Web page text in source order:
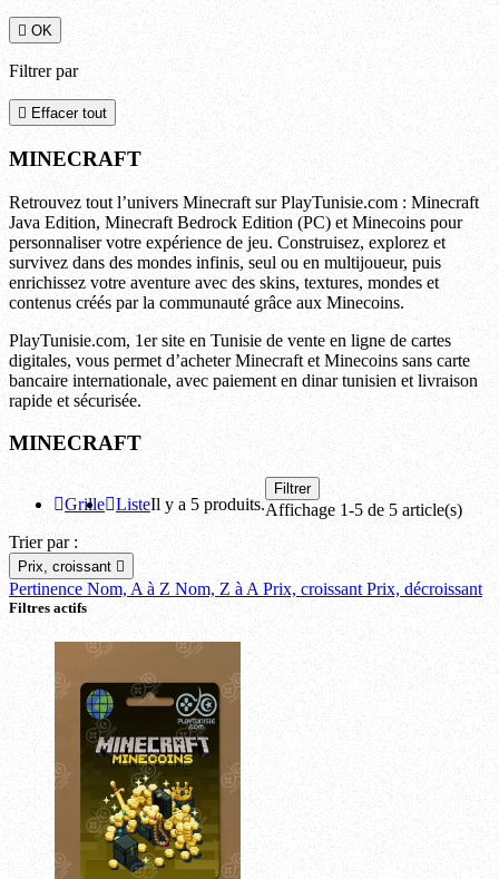
 OK
Filtrer par
 Effacer tout
MINECRAFT
Retrouvez tout l’univers Minecraft sur PlayTunisie.com : Minecraft
Java Edition, Minecraft Bedrock Edition (PC) et Minecoins pour
personnaliser votre expérience de jeu. Construisez, explorez et
survivez dans des mondes infinis, seul ou en multijoueur, puis
enrichissez votre aventure avec des skins, textures, mondes et
contenus créés par la communauté grâce aux Minecoins.
PlayTunisie.com, 1er site en Tunisie de vente en ligne de cartes
digitales, vous permet d’acheter Minecraft et Minecoins sans carte
bancaire internationale, avec paiement en dinar tunisien et livraison
rapide et sécurisée.
MINECRAFT
Grille ListeIl y a 5 produits.
Trier par :
Prix, croissant 
Pertinence Nom, A à Z Nom, Z à A Prix, croissant Prix, décroissant
Filtrer
Affichage 1-5 de 5 article(s)
Filtres actifs